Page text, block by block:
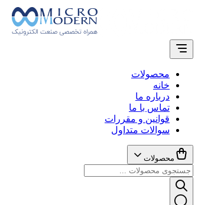
محصولات
خانه
درباره ما
تماس با ما
قوانین و مقررات
سوالات متداول
محصولات